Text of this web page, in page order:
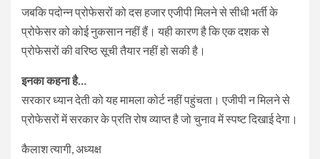
जबकि पदोन्न प्रोफेसरों को दस हजार एजीपी मिलने से सीधी भर्ती के
प्रोफेसर को कोई नुकसान नहीं हैं। यही कारण है कि एक दशक से
प्रोफेसरों की वरिष्ठ सूची तैयार नहीं हो सकी है।
इनका कहना है…
सरकार ध्यान देती को यह मामला कोर्ट नहीं पहुंचता। एजीपी न मिलने से
प्रोफेसरों में सरकार के प्रति रोष व्याप्त है जो चुनाव में स्पष्ट दिखाई देगा।
कैलाश त्यागी, अध्यक्ष